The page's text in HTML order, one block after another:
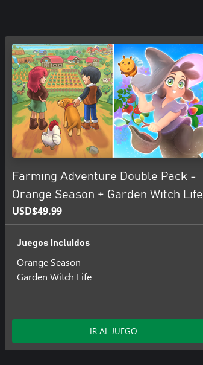
Farming Adventure Double Pack -
Orange Season + Garden Witch Life
USD$49.99
Juegos incluidos
Orange Season
Garden Witch Life
IR AL JUEGO